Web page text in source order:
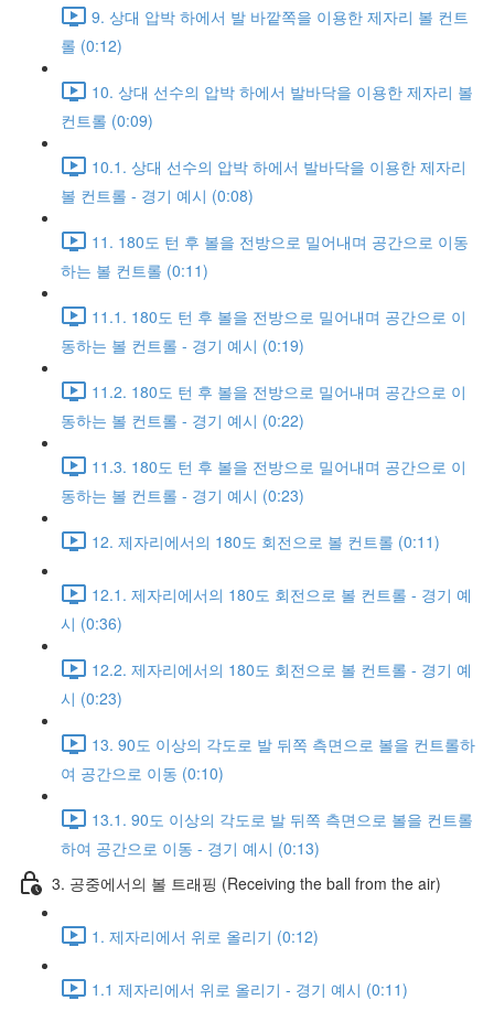
9. 상대 압박 하에서 발 바깥쪽을 이용한 제자리 볼 컨트
롤 (0:12)
10. 상대 선수의 압박 하에서 발바닥을 이용한 제자리 볼
컨트롤 (0:09)
10.1. 상대 선수의 압박 하에서 발바닥을 이용한 제자리
볼 컨트롤 - 경기 예시 (0:08)
11. 180도 턴 후 볼을 전방으로 밀어내며 공간으로 이동
하는 볼 컨트롤 (0:11)
11.1. 180도 턴 후 볼을 전방으로 밀어내며 공간으로 이
동하는 볼 컨트롤 - 경기 예시 (0:19)
11.2. 180도 턴 후 볼을 전방으로 밀어내며 공간으로 이
동하는 볼 컨트롤 - 경기 예시 (0:22)
11.3. 180도 턴 후 볼을 전방으로 밀어내며 공간으로 이
동하는 볼 컨트롤 - 경기 예시 (0:23)
12. 제자리에서의 180도 회전으로 볼 컨트롤 (0:11)
12.1. 제자리에서의 180도 회전으로 볼 컨트롤 - 경기 예
시 (0:36)
12.2. 제자리에서의 180도 회전으로 볼 컨트롤 - 경기 예
시 (0:23)
13. 90도 이상의 각도로 발 뒤쪽 측면으로 볼을 컨트롤하
여 공간으로 이동 (0:10)
13.1. 90도 이상의 각도로 발 뒤쪽 측면으로 볼을 컨트롤
하여 공간으로 이동 - 경기 예시 (0:13)
3. 공중에서의 볼 트래핑 (Receiving the ball from the air)
1. 제자리에서 위로 올리기 (0:12)
1.1 제자리에서 위로 올리기 - 경기 예시 (0:11)